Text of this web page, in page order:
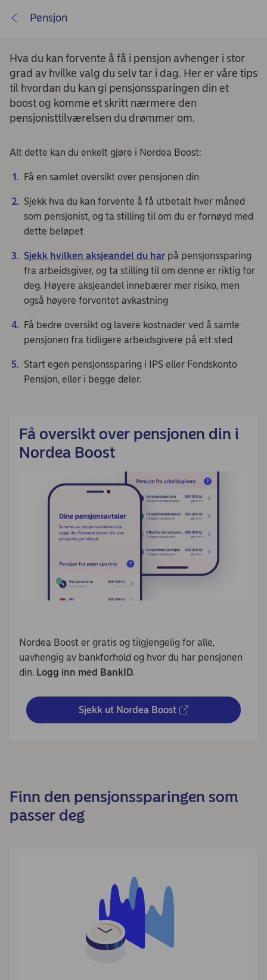
Pensjon
Hva du kan forvente å få i pensjon avhenger i stor
grad av hvilke valg du selv tar i dag. Her er våre tips
til hvordan du kan gi pensjonssparingen din et
boost og komme et skritt nærmere den
pensjonisttilværelsen du drømmer om.
Alt dette kan du enkelt gjøre i Nordea Boost:
Få en samlet oversikt over pensjonen din
Sjekk hva du kan forvente å få utbetalt hver måned
som pensjonist, og ta stilling til om du er fornøyd med
dette beløpet
Sjekk hvilken aksjeandel du har på pensjonssparing
fra arbeidsgiver, og ta stilling til om denne er riktig for
deg. Høyere aksjeandel innebærer mer risiko, men
også høyere forventet avkastning
Få bedre oversikt og lavere kostnader ved å samle
pensjonen fra tidligere arbeidsgivere på ett sted
Start egen pensjonssparing i IPS eller Fondskonto
Pensjon, eller i begge deler.
Få oversikt over pensjonen din i
Nordea Boost
Nordea Boost er gratis og tilgjengelig for alle,
uavhengig av bankforhold og hvor du har pensjonen
din. Logg inn med BankID.
Sjekk ut Nordea Boost
Finn den pensjonssparingen som
passer deg